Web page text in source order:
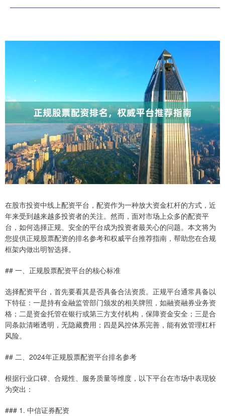
在股市投资中线上配资平台，配资作为一种放大资金杠杆的方式，近
年来受到越来越多投资者的关注。然而，面对市场上众多的配资平
台，如何选择正规、安全的平台成为投资者最关心的问题。本文将为
您提供正规股票配资的排名参考和权威平台推荐指南，帮助您在合规
框架内做出明智选择。
## 一、正规股票配资平台的核心标准
选择配资平台，首先要看其是否具备合法资质。正规平台通常具备以
下特征：一是持有金融监管部门颁发的相关牌照，如融资融券业务资
格；二是资金托管在银行或第三方支付机构，保障资金安全；三是合
同条款清晰透明，无隐藏费用；四是风控体系完善，能有效管理杠杆
风险。
## 二、2024年正规股票配资平台排名参考
根据行业口碑、合规性、服务质量等维度，以下平台在市场中表现较
为突出：
### 1. 中信证券配资